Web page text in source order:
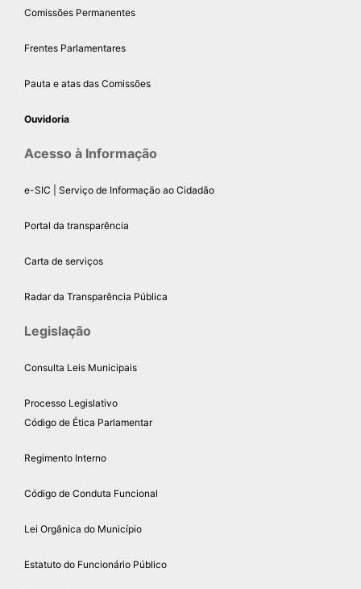
Comissões Permanentes
Frentes Parlamentares
Pauta e atas das Comissões
Ouvidoria
Acesso à Informação
e-SIC | Serviço de Informação ao Cidadão
Portal da transparência
Carta de serviços
Radar da Transparência Pública
Legislação
Consulta Leis Municipais
Processo Legislativo
Código de Ética Parlamentar
Regimento Interno
Código de Conduta Funcional
Lei Orgânica do Município
Estatuto do Funcionário Público